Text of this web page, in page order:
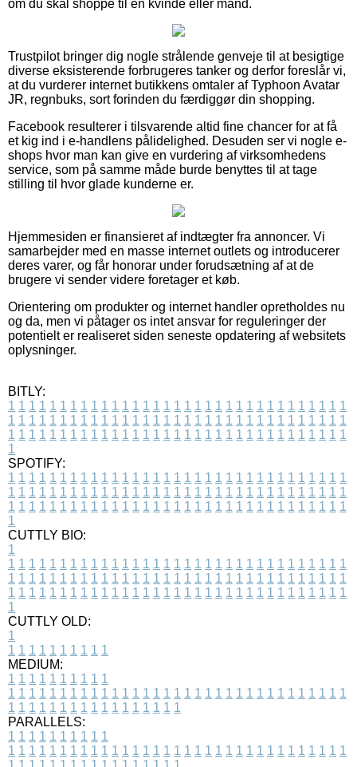
om du skal shoppe til en kvinde eller mand.
Trustpilot bringer dig nogle strålende genveje til at besigtige
diverse eksisterende forbrugeres tanker og derfor foreslår vi,
at du vurderer internet butikkens omtaler af Typhoon Avatar
JR, regnbuks, sort forinden du færdiggør din shopping.
Facebook resulterer i tilsvarende altid fine chancer for at få
et kig ind i e-handlens pålidelighed. Desuden ser vi nogle e-
shops hvor man kan give en vurdering af virksomhedens
service, som på samme måde burde benyttes til at tage
stilling til hvor glade kunderne er.
Hjemmesiden er finansieret af indtægter fra annoncer. Vi
samarbejder med en masse internet outlets og introducerer
deres varer, og får honorar under forudsætning af at de
brugere vi sender videre foretager et køb.
Orientering om produkter og internet handler opretholdes nu
og da, men vi påtager os intet ansvar for reguleringer der
potentielt er realiseret siden seneste opdatering af websitets
oplysninger.
BITLY:
1 1 1 1 1 1 1 1 1 1 1 1 1 1 1 1 1 1 1 1 1 1 1 1 1 1 1 1 1 1 1 1 1
1 1 1 1 1 1 1 1 1 1 1 1 1 1 1 1 1 1 1 1 1 1 1 1 1 1 1 1 1 1 1 1 1
1 1 1 1 1 1 1 1 1 1 1 1 1 1 1 1 1 1 1 1 1 1 1 1 1 1 1 1 1 1 1 1 1
1
SPOTIFY:
1 1 1 1 1 1 1 1 1 1 1 1 1 1 1 1 1 1 1 1 1 1 1 1 1 1 1 1 1 1 1 1 1
1 1 1 1 1 1 1 1 1 1 1 1 1 1 1 1 1 1 1 1 1 1 1 1 1 1 1 1 1 1 1 1 1
1 1 1 1 1 1 1 1 1 1 1 1 1 1 1 1 1 1 1 1 1 1 1 1 1 1 1 1 1 1 1 1 1
1
CUTTLY BIO:
1
1 1 1 1 1 1 1 1 1 1 1 1 1 1 1 1 1 1 1 1 1 1 1 1 1 1 1 1 1 1 1 1 1
1 1 1 1 1 1 1 1 1 1 1 1 1 1 1 1 1 1 1 1 1 1 1 1 1 1 1 1 1 1 1 1 1
1 1 1 1 1 1 1 1 1 1 1 1 1 1 1 1 1 1 1 1 1 1 1 1 1 1 1 1 1 1 1 1 1
1
CUTTLY OLD:
1
1 1 1 1 1 1 1 1 1 1
MEDIUM:
1 1 1 1 1 1 1 1 1 1
1 1 1 1 1 1 1 1 1 1 1 1 1 1 1 1 1 1 1 1 1 1 1 1 1 1 1 1 1 1 1 1 1
1 1 1 1 1 1 1 1 1 1 1 1 1 1 1 1 1
PARALLELS:
1 1 1 1 1 1 1 1 1 1
1 1 1 1 1 1 1 1 1 1 1 1 1 1 1 1 1 1 1 1 1 1 1 1 1 1 1 1 1 1 1 1 1